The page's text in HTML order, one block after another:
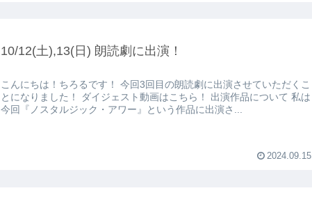
10/12(土),13(日) 朗読劇に出演！
こんにちは！ちろるです！ 今回3回目の朗読劇に出演させていただくこ
とになりました！ ダイジェスト動画はこちら！ 出演作品について 私は
今回『ノスタルジック・アワー』という作品に出演さ...
2024.09.15